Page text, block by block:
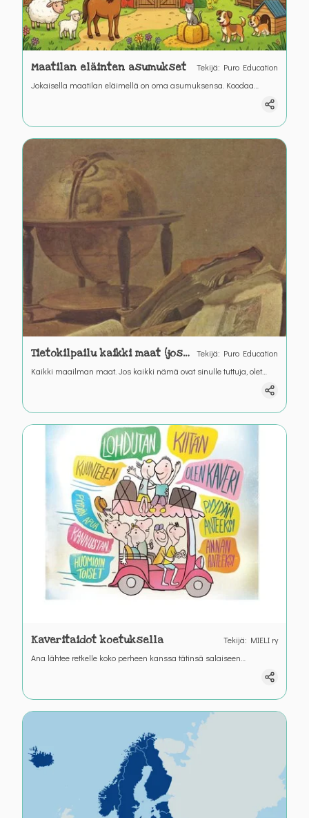
Maatilan eläinten asumukset Tekijä: Puro Education
Jokaisella maatilan eläimellä on oma asumuksensa. Koodaa
Tietokilpailu kaikki maat (jos
riittävän suuria)
Tekijä: Puro Education
Kaikki maailman maat. Jos kaikki nämä ovat sinulle tuttuja, olet
Kaveritaidot koetuksella Tekijä: MIELI ry
Ana lähtee retkelle koko perheen kanssa tätinsä salaiseen
kiristyä yhdellä jos toisellakin! Onneksi voit auttaa perheenjäseniä